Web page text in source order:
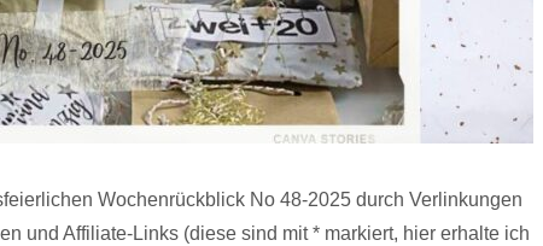
Wochenrückblick No 48-2025 durch Verlinkungen
und Affiliate-Links (diese sind mit * markiert, hier erhalte ich